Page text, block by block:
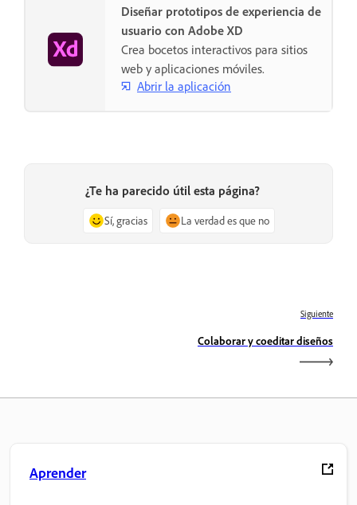
Diseñar prototipos de experiencia de
usuario con Adobe XD
Crea bocetos interactivos para sitios
web y aplicaciones móviles.
Abrir la aplicación
¿Te ha parecido útil esta página?
Sí, gracias La verdad es que no
Siguiente
Colaborar y coeditar diseños
Aprender